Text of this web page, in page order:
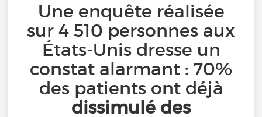
Une enquête réalisée
sur 4 510 personnes aux
États-Unis dresse un
constat alarmant : 70%
des patients ont déjà
dissimulé des